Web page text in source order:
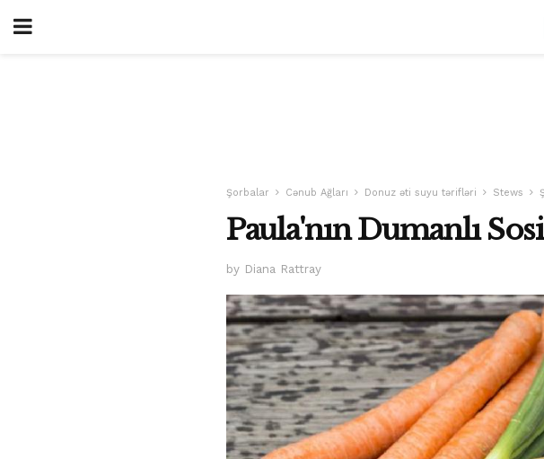
Şorbalar Cənub Ağları Donuz əti suyu tərifləri Stews
Paula'nın Dumanlı
by Diana Rattray